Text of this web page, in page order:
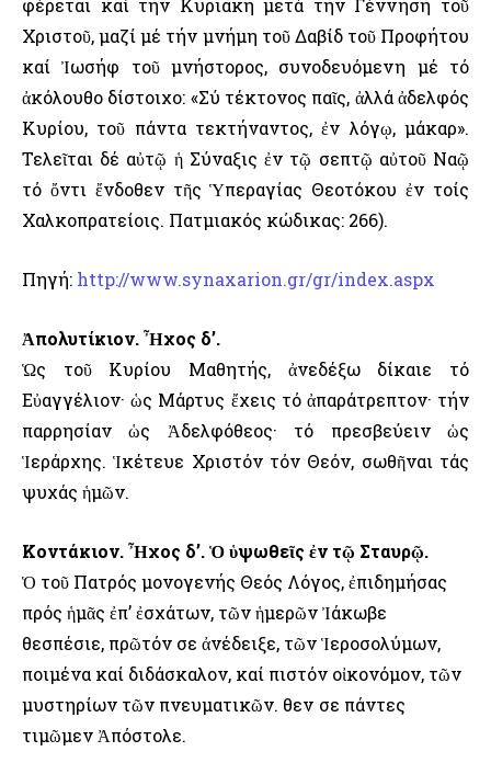
φέρεται καί τήν Κυριακή μετά τήν Γέννηση τοῦ
Χριστοῦ, μαζί μέ τήν μνήμη τοῦ Δαβίδ τοῦ Προφήτου
καί Ἰωσήφ τοῦ μνήστορος, συνοδευόμενη μέ τό
ἀκόλουθο δίστοιχο: «Σύ τέκτονος παῖς, ἀλλά ἀδελφός
Κυρίου, τοῦ πάντα τεκτήναντος, ἐν λόγῳ, μάκαρ».
Τελεῖται δέ αὐτῷ ἡ Σύναξις ἐν τῷ σεπτῷ αὐτοῦ Ναῷ
τό ὄντι ἔνδοθεν τῆς Ὑπεραγίας Θεοτόκου ἐν τοίς
Χαλκοπρατείοις. Πατμιακός κώδικας: 266).
Πηγή: http://www.synaxarion.gr/gr/index.aspx
Ἀπολυτίκιον. Ἦχος δ’.
Ὡς τοῦ Κυρίου Μαθητής, ἀνεδέξω δίκαιε τό
Εὐαγγέλιον· ὡς Μάρτυς ἔχεις τό ἀπαράτρεπτον· τήν
παρρησίαν ὡς Ἀδελφόθεος· τό πρεσβεύειν ὡς
Ἱεράρχης. Ἱκέτευε Χριστόν τόν Θεόν, σωθῆναι τάς
ψυχάς ἡμῶν.
Κοντάκιοv. Ἦχος δ’. Ὁ ὑψωθεῖς ἐν τῷ Σταυρῷ.
Ὁ τοῦ Πατρός μονογενής Θεός Λόγος, ἐπιδημήσας
πρός ἡμᾶς ἐπ’ ἐσχάτων, τῶν ἡμερῶν Ἰάκωβε
θεσπέσιε, πρῶτόν σε ἀνέδειξε, τῶν Ἱεροσολύμων,
ποιμένα καί διδάσκαλον, καί πιστόν οἰκονόμον, τῶν
μυστηρίων τῶν πνευματικῶν. Ὅθεv σε πάντες
τιμῶμεν Ἀπόστολε.